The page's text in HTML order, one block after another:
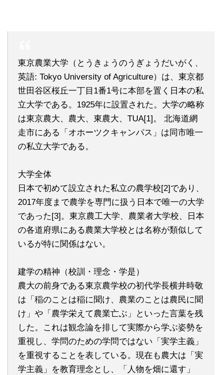
東京農業大学（とうきょうのうぎょうだいがく、
英語: Tokyo University of Agriculture）は、東京都
世田谷区桜丘一丁目1番1号に本部を置く日本の私
立大学である。1925年に設置された。大学の略称
は東京農大、農大、東農大、TUA[1]。 北海道網
走市にある「オホーツクキャンパス」は同市唯一
の私立大学である。
大学全体
日本で初めて設立された私立の農学校[2]であり、
2017年度まで農学を専門に扱う日本で唯一の大学
であった[3]。東京農工大学、農業者大学校、日本
の各道府県にある農業大学校とは名称が類似して
いるが特に関係はない。
建学の精神（校訓・理念・学是）
農大の前身である東京農学校の初代学長横井時敬
は「稲のことは稲に聞け、農業のことは農民に聞
け」や「農学栄えて農業亡ぶ」といった言葉を残
した。これは観念論を排して実際から学ぶ姿勢を
重視し、学問のための学問ではない「実学主義」
を重視することを表している。現在も農大は「実
学主義」を教育理念とし、「人物を畑に還す」